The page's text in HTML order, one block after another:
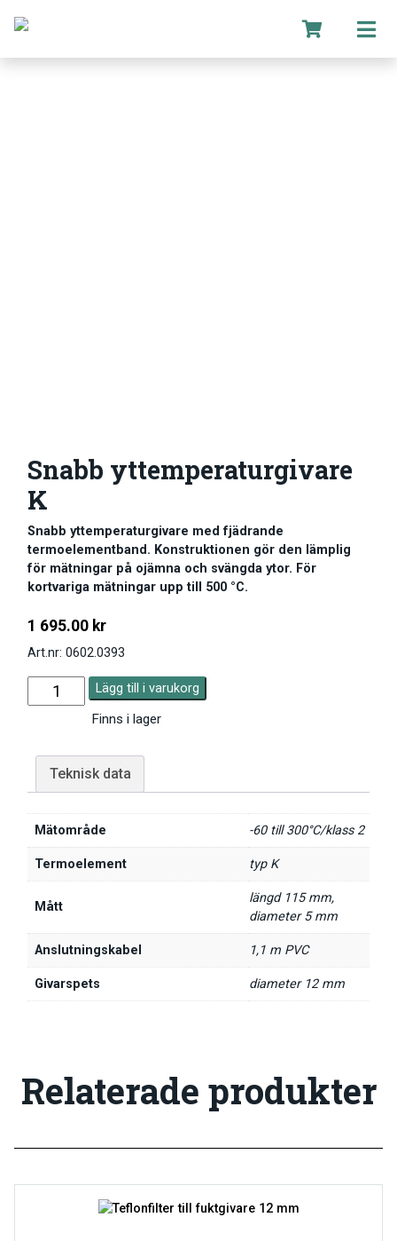
Snabb yttemperaturgivare
K
Snabb yttemperaturgivare med fjädrande
termoelementband. Konstruktionen gör den lämplig
för mätningar på ojämna och svängda ytor. För
kortvariga mätningar upp till 500 °C.
1 695.00 kr
Art.nr: 0602.0393
Lägg till i varukorg
Finns i lager
Teknisk data
Mätområde -60 till 300°C/klass 2
Termoelement typ K
Mått
längd 115 mm,
diameter 5 mm
Anslutningskabel 1,1 m PVC
Givarspets diameter 12 mm
Relaterade produkter